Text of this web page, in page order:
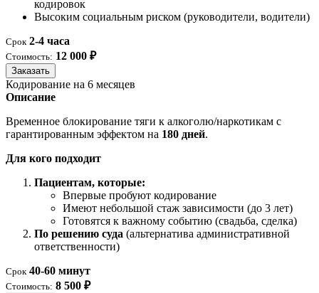
кодировок
Высоким социальным риском (руководители, водители)
Срок 2-4 часа
Стоимость: 12 000 ₽
Заказать
Кодирование на 6 месяцев
Описание
Временное блокирование тяги к алкоголю/наркотикам с
гарантированным эффектом на 180 дней.
Для кого подходит
Пациентам, которые:
Впервые пробуют кодирование
Имеют небольшой стаж зависимости (до 3 лет)
Готовятся к важному событию (свадьба, сделка)
По решению суда (альтернатива административной
ответственности)
Срок 40-60 минут
Стоимость: 8 500 ₽